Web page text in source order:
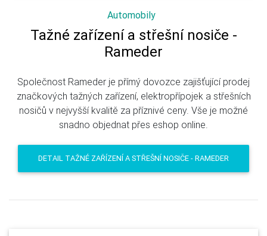
Automobily
Tažné zařízení a střešní nosiče -
Rameder
Společnost Rameder je přímý dovozce zajišťující prodej
značkových tažných zařízení, elektropřípojek a střešních
nosičů v nejvyšší kvalitě za příznivé ceny. Vše je možné
snadno objednat přes eshop online.
DETAIL TAŽNÉ ZAŘÍZENÍ A STŘEŠNÍ NOSIČE - RAMEDER